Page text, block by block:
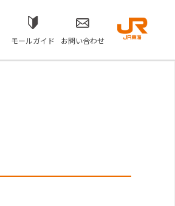
モールガイド お問い合わせ